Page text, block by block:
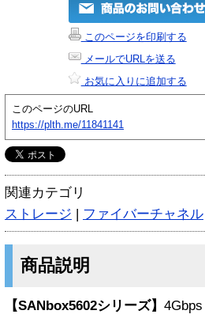
このページを印刷する
メールでURLを送る
お気に入りに追加する
このページのURL
https://plth.me/11841141
関連カテゴリ
ストレージ | ファイバーチャネル
商品説明
【SANbox5602シリーズ】